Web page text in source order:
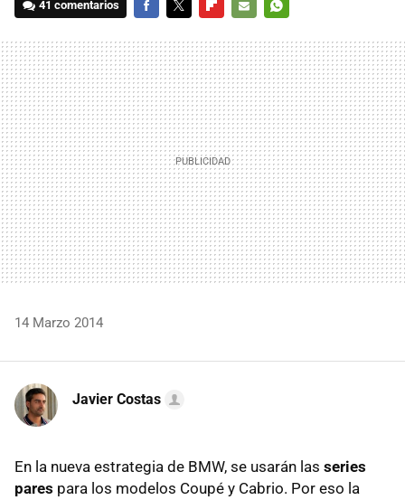
41 comentarios
MAIL
14 Marzo 2014
Javier Costas
En la nueva estrategia de BMW, se usarán las series
pares para los modelos Coupé y Cabrio. Por eso la